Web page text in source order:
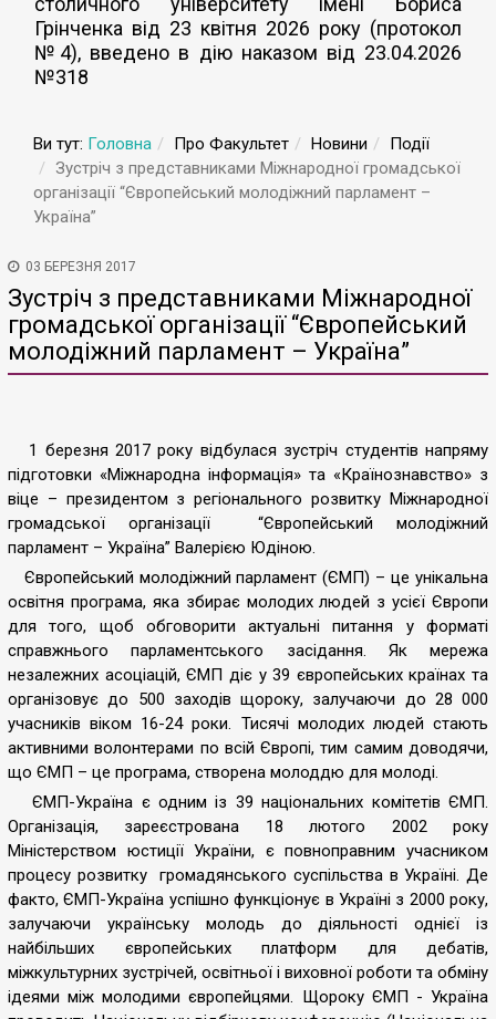
Грінченка від 23 квітня 2026 року (протокол
№4), введено в дію наказом від 23.04.2026
№318
Ви тут: Головна Про Факультет Новини
Події
Зустріч з представниками Міжнародної громадської
організації “Європейський молодіжний парламент –
Україна”
03 БЕРЕЗНЯ 2017
Зустріч з представниками Міжнародної
громадської організації “Європейський
молодіжний парламент – Україна”
1 березня 2017 року відбулася зустріч студентів напряму
підготовки «Міжнародна інформація» та «Країнознавство» з
віце – президентом з регіонального розвитку Міжнародної
громадської організації “Європейський молодіжний
парламент – Україна” Валерією Юдіною.
Європейський молодіжний парламент (ЄМП) – це унікальна
освітня програма, яка збирає молодих людей з усієї Європи
для того, щоб обговорити актуальні питання у форматі
справжнього парламентського засідання. Як мережа
незалежних асоціацій, ЄМП діє у 39 європейських країнах та
організовує до 500 заходів щороку, залучаючи до 28 000
учасників віком 16-24 роки. Тисячі молодих людей стають
активними волонтерами по всій Європі, тим самим доводячи,
що ЄМП – це програма, створена молоддю для молоді.
ЄМП-Україна є одним із 39 національних комітетів ЄМП.
Організація, зареєстрована 18 лютого 2002 року
Міністерством юстиції України, є повноправним учасником
процесу розвитку громадянського суспільства в Україні. Де
факто, ЄМП-Україна успішно функціонує в Україні з 2000 року,
залучаючи українську молодь до діяльності однієї із
найбільших європейських платформ для дебатів,
міжкультурних зустрічей, освітньої і виховної роботи та обміну
ідеями між молодими європейцями. Щороку ЄМП - Україна